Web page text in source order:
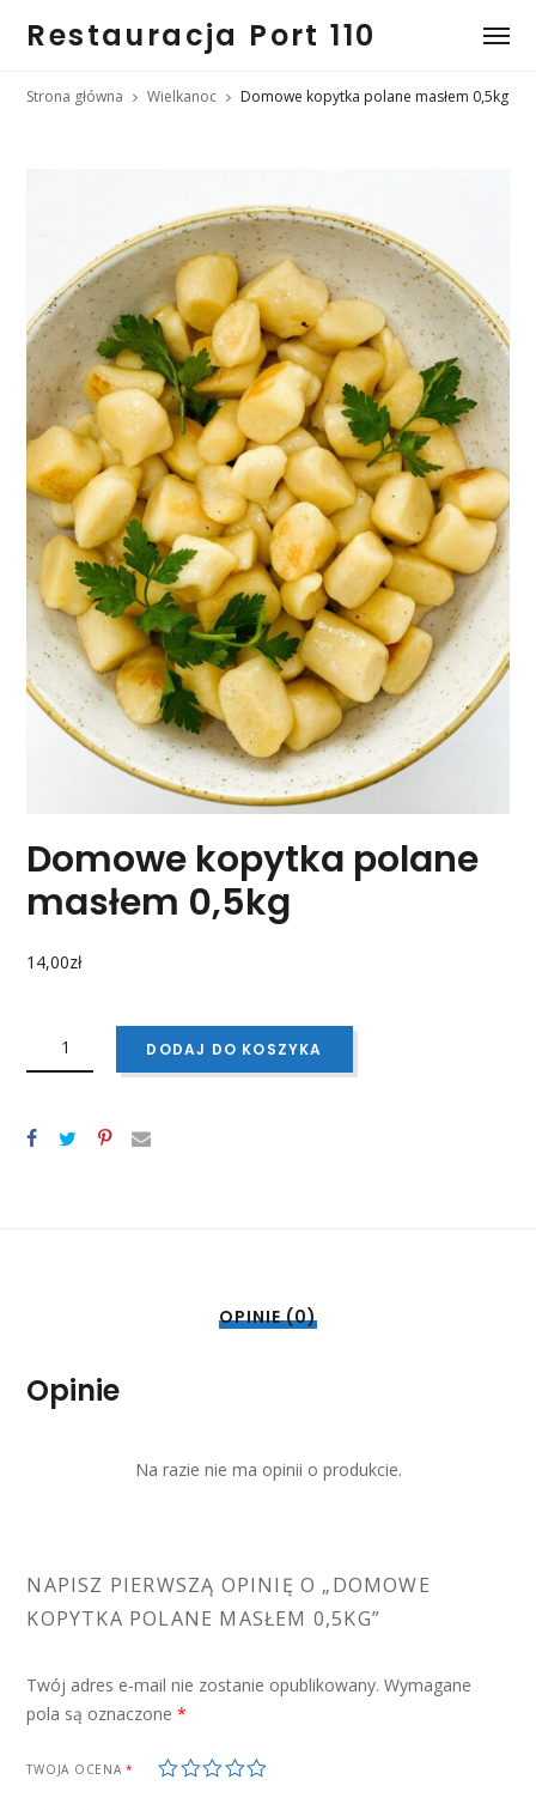
Restauracja Port 110
Strona główna Wielkanoc Domowe kopytka polane masłem 0,5kg
Domowe kopytka polane
masłem 0,5kg
14,00zł
DOMOWE
KOPYTKA
MASŁEM
DODAJ DO KOSZYKA
OPINIE (0)
Opinie
Na razie nie ma opinii o produkcie.
NAPISZ PIERWSZĄ OPINIĘ O „DOMOWE
KOPYTKA POLANE MASŁEM 0,5KG”
Twój adres e-mail nie zostanie opublikowany. Wymagane
pola są oznaczone*
TWOJA OCENA* 1 2 3 4 5